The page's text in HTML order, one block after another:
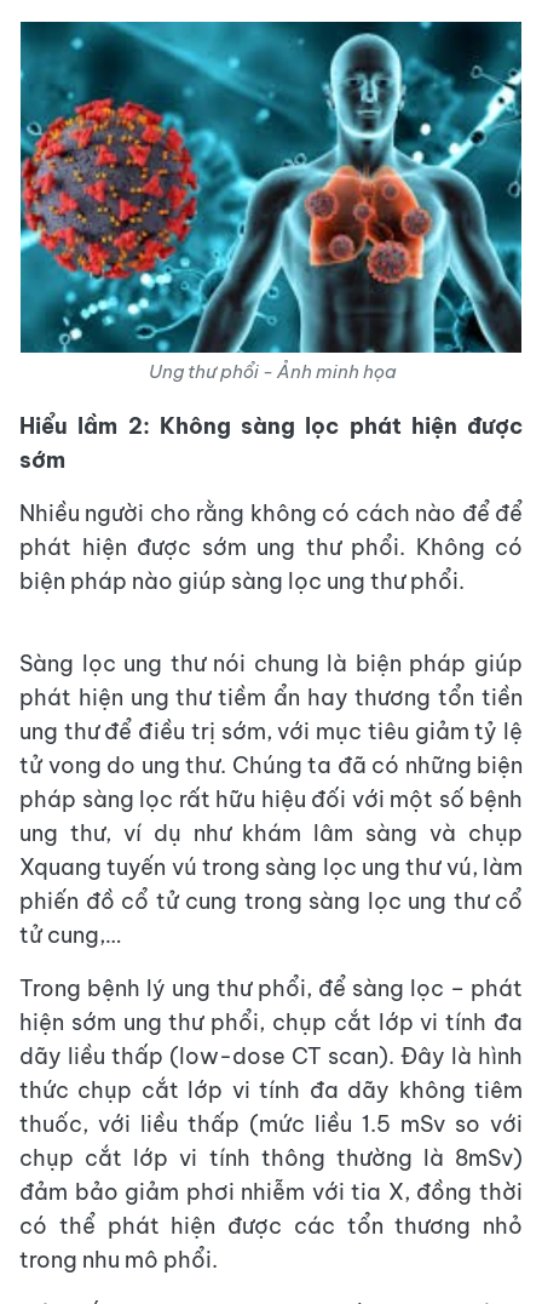
Ung thư phổi - Ảnh minh họa
Hiểu lầm 2: Không sàng lọc phát hiện được
sớm
Nhiều người cho rằng không có cách nào để để
phát hiện được sớm ung thư phổi. Không có
biện pháp nào giúp sàng lọc ung thư phổi.
Sàng lọc ung thư nói chung là biện pháp giúp
phát hiện ung thư tiềm ẩn hay thương tổn tiền
ung thư để điều trị sớm, với mục tiêu giảm tỷ lệ
tử vong do ung thư. Chúng ta đã có những biện
pháp sàng lọc rất hữu hiệu đối với một số bệnh
ung thư, ví dụ như khám lâm sàng và chụp
Xquang tuyến vú trong sàng lọc ung thư vú, làm
phiến đồ cổ tử cung trong sàng lọc ung thư cổ
tử cung,…
Trong bệnh lý ung thư phổi, để sàng lọc – phát
hiện sớm ung thư phổi, chụp cắt lớp vi tính đa
dãy liều thấp (low-dose CT scan). Đây là hình
thức chụp cắt lớp vi tính đa dãy không tiêm
thuốc, với liều thấp (mức liều 1.5 mSv so với
chụp cắt lớp vi tính thông thường là 8mSv)
đảm bảo giảm phơi nhiễm với tia X, đồng thời
có thể phát hiện được các tổn thương nhỏ
trong nhu mô phổi.